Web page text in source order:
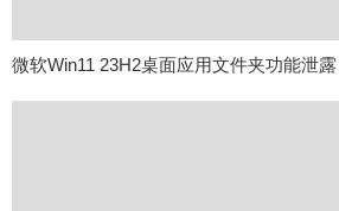
微软Win11 23H2桌面应用文件夹功能泄露